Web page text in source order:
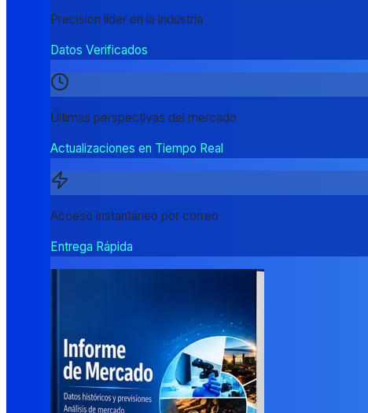
Precisión líder en la industria
Datos Verificados
Últimas perspectivas del mercado
Actualizaciones en Tiempo Real
Acceso instantáneo por correo
Entrega Rápida